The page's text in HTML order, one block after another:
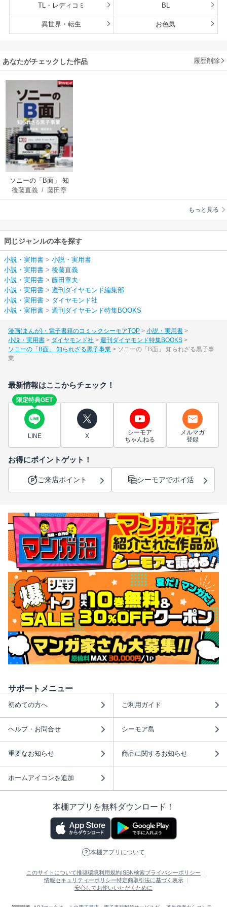
TL・レディコミ BL
異世界・転生 お色気
あなたがチェックした作品 履歴削除
ソニーの「B面」 知
られざる黒子事業
後藤直義 /藤田章
夫/週刊ダイヤモン
もっと見る
同じジャンルの本を探す
小説・実用書 > 小説・実用書
小説・実用書 > 後藤直義
小説・実用書 > 藤田章夫
小説・実用書 > 週刊ダイヤモンド編集部
小説・実用書 > ダイヤモンド社
小説・実用書 > 週刊ダイヤモンド特集BOOKS
漫画(まんが)・電子書籍のコミックシーモアTOP
小説・実用書
小説・実用書
ダイヤモンド社
週刊ダイヤモンド特集BOOKS
ソニーの「B面」 知られざる黒子事業
ソニーの「B面」 知られざる黒子事
業
最新情報はここからチェック！
限定特典GET
LINE X
シーモア
ちゃんねる
メルマガ
登録
お得にポイントゲット！
ご来店ポイント シーモアでポイ活
サポートメニュー
初めての方へ ご利用ガイド
ヘルプ・お問合せ シーモア島
重要なお知らせ 商品に関するお知らせ
ホームアイコンを追加
本棚アプリを無料ダウンロード！
本棚アプリについて
このサイトについて推奨環境利用規約ISBN検索プライバシーポリシー
情報セキュリティーポリシー特定商取引法に基づく表示
安心してお使いいただくために